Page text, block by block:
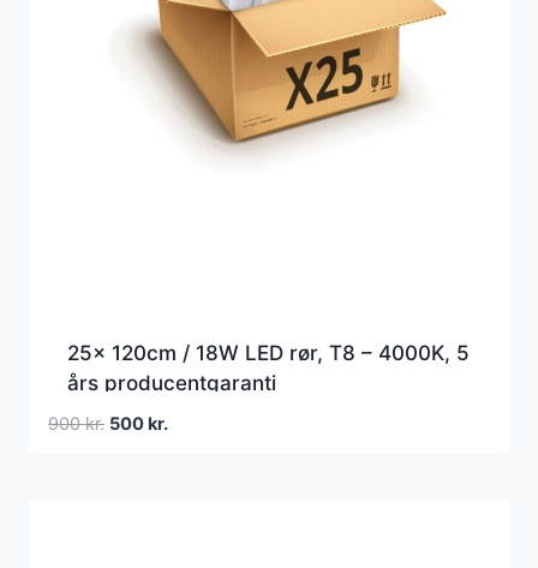
25x 120cm / 18W LED rør, T8 – 4000K, 5
års producentgaranti
900kr. Den
500kr.Den